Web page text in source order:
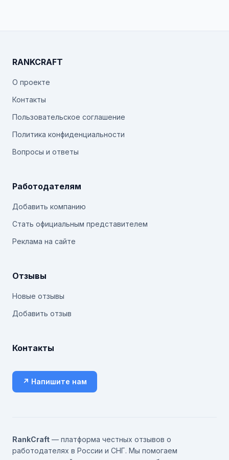
RANKCRAFT
О проекте
Контакты
Пользовательское соглашение
Политика конфиденциальности
Вопросы и ответы
Работодателям
Добавить компанию
Стать официальным представителем
Реклама на сайте
Отзывы
Новые отзывы
Добавить отзыв
Контакты
↗ Напишите нам
RankCraft — платформа честных отзывов о
работодателях в России и СНГ. Мы помогаем